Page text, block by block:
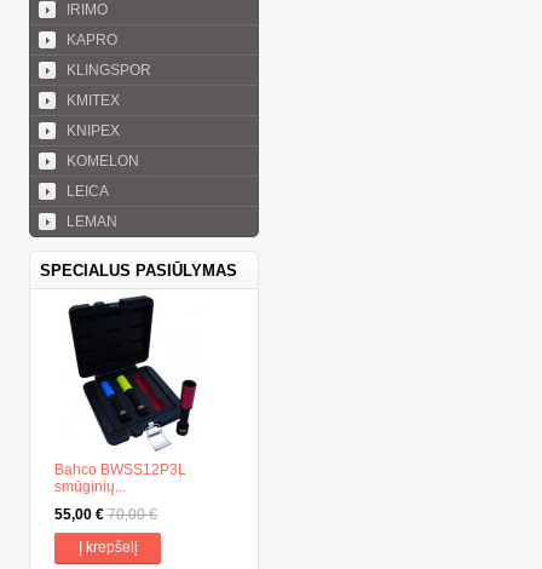
IRIMO
KAPRO
KLINGSPOR
KMITEX
KNIPEX
KOMELON
LEICA
LEMAN
SPECIALUS PASIŪLYMAS
Bahco BWSS12P3L
smūginių...
55,00 € 70,00 €
Į krepšelį